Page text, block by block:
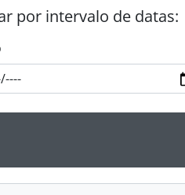
por intervalo de datas: